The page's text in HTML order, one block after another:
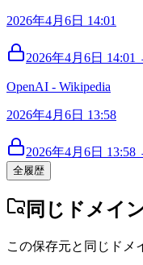
2026年4月6日 14:01
2026年4月6日
OpenAI - Wikipedia
2026年4月6日 13:58
2026年4月6日
全履歴
同じドメイ
この保存元と同じドメ